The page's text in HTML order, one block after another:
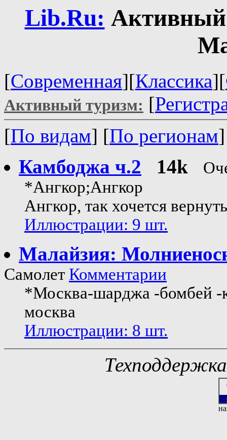
Lib.Ru:
[Современная][Классика][
Активный туризм: [
[По видам] [По регионам
Камбоджа ч.2
14k
*Ангкор;Ангкор
Ангкор, так хочется
Иллюстрации: 9 шт.
Малайзия:
Самолет Комментарии
*Москва-шарджа -бомбей
москва
Иллюстрации: 8 шт.